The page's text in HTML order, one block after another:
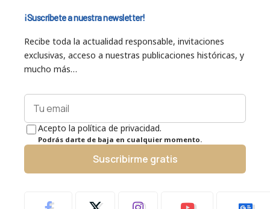
¡Suscríbete a nuestra newsletter!
Recibe toda la actualidad responsable, invitaciones
exclusivas, acceso a nuestras publicaciones históricas, y
mucho más…
Acepto la política de privacidad.
Podrás darte de baja en cualquier momento.
Suscribirme gratis